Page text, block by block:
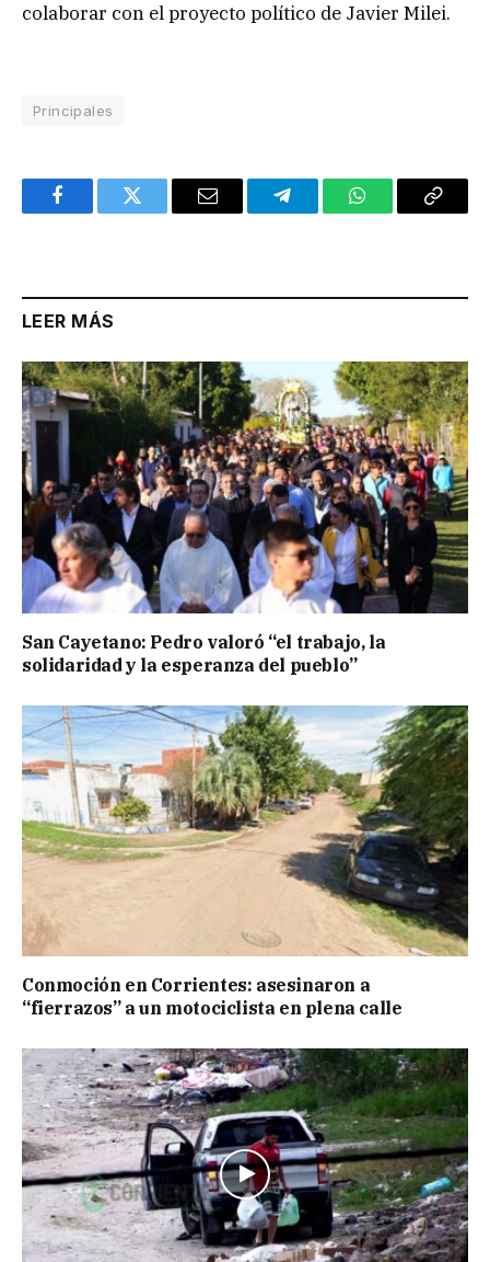
colaborar con el proyecto político de Javier Milei.
Principales
FacebookTwitter Email TelegramWhatsAppCopy
LEER MÁS
San Cayetano: Pedro valoró “el trabajo, la
solidaridad y la esperanza del pueblo”
Conmoción en Corrientes: asesinaron a
“fierrazos” a un motociclista en plena calle